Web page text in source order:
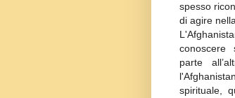
spesso
di agire
conoscere
parte
spirituale,